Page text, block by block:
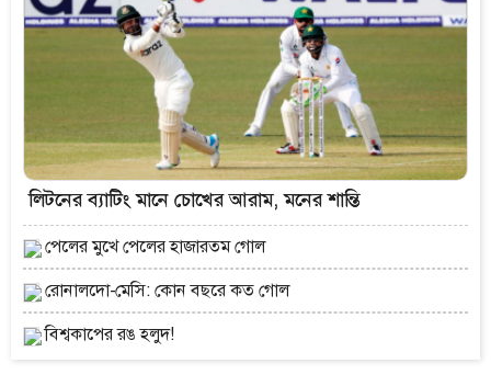
লিটনের ব্যাটিং মানে চোখের আরাম, মনের শান্তি
পেলের মুখে পেলের হাজারতম গোল
রোনালদো-মেসি: কোন বছরে কত গোল
বিশ্বকাপের রঙ হলুদ!